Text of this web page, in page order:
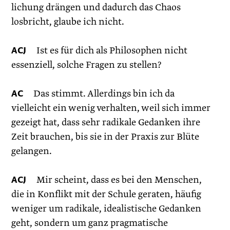
lichung drängen und dadurch das Chaos
losbricht, glaube ich nicht.
ACJ Ist es für dich als Philosophen nicht
essenziell, solche Fragen zu stellen?
AC Das stimmt. Allerdings bin ich da
vielleicht ein wenig verhalten, weil sich immer
gezeigt hat, dass sehr radikale Gedanken ihre
Zeit brauchen, bis sie in der Praxis zur Blüte
gelangen.
ACJ Mir scheint, dass es bei den Menschen,
die in Konflikt mit der Schule geraten, häufig
weniger um radikale, idealistische Gedanken
geht, sondern um ganz pragmatische